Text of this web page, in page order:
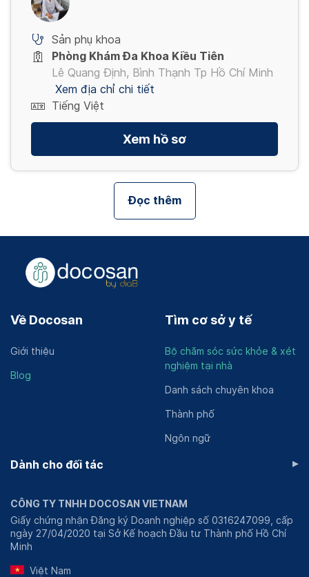
Sản phụ khoa
Phòng Khám Đa Khoa Kiều Tiên
Lê Quang Định, Bình Thạnh Tp Hồ Chí Minh
Xem địa chỉ chi tiết
Tiếng Việt
Xem hồ sơ
Đọc thêm
Về Docosan
Giới thiệu
Blog
Tìm cơ sở y tế
Bộ chăm sóc sức khỏe & xét
nghiệm tại nhà
Danh sách chuyên khoa
Thành phố
Ngôn ngữ
Dành cho đối tác ▸
CÔNG TY TNHH DOCOSAN VIETNAM
Giấy chứng nhận Đăng ký Doanh nghiệp số 0316247099, cấp
ngày 27/04/2020 tại Sở Kế hoạch Đầu tư Thành phố Hồ Chí
Minh
Việt Nam